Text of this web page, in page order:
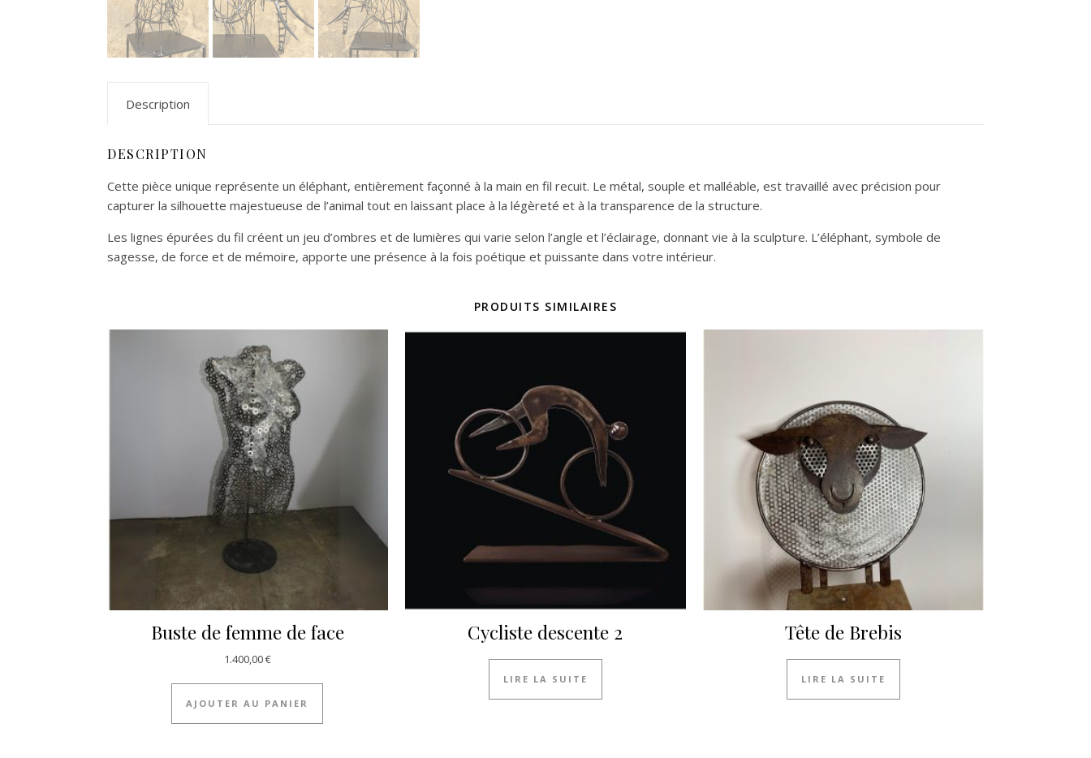
Description
DESCRIPTION
Cette pièce unique représente un éléphant, entièrement façonné à la main en fil recuit. Le métal, souple et malléable, est travaillé avec précision pour
capturer la silhouette majestueuse de l’animal tout en laissant place à la légèreté et à la transparence de la structure.
Les lignes épurées du fil créent un jeu d’ombres et de lumières qui varie selon l’angle et l’éclairage, donnant vie à la sculpture. L’éléphant, symbole de
sagesse, de force et de mémoire, apporte une présence à la fois poétique et puissante dans votre intérieur.
PRODUITS SIMILAIRES
Buste de femme de face
1.400,00€
AJOUTER AU PANIER
Cycliste descente 2
LIRE LA SUITE
Tête de Brebis
LIRE LA SUITE